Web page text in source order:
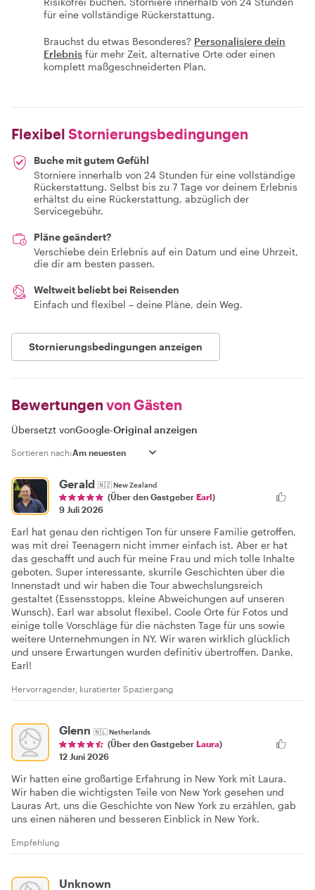
für eine vollständige Rückerstattung.
Brauchst du etwas Besonderes? Personalisiere dein
Erlebnis für mehr Zeit, alternative Orte oder einen
komplett maßgeschneiderten Plan.
Flexibel Stornierungsbedingungen
Buche mit gutem Gefühl
Storniere innerhalb von 24 Stunden für eine vollständige
Rückerstattung. Selbst bis zu 7 Tage vor deinem Erlebnis
erhältst du eine Rückerstattung, abzüglich der
Servicegebühr.
Pläne geändert?
Verschiebe dein Erlebnis auf ein Datum und eine Uhrzeit,
die dir am besten passen.
Weltweit beliebt bei Reisenden
Einfach und flexibel – deine Pläne, dein Weg.
Stornierungsbedingungen anzeigen
Bewertungen von Gästen
Übersetzt vonGoogle-Original anzeigen
Sortieren nach:
Gerald 🇳🇿New Zealand
(Über den Gastgeber Earl)
9 Juli 2026
Earl hat genau den richtigen Ton für unsere Familie getroffen,
was mit drei Teenagern nicht immer einfach ist. Aber er hat
das geschafft und auch für meine Frau und mich tolle Inhalte
geboten. Super interessante, skurrile Geschichten über die
Innenstadt und wir haben die Tour abwechslungsreich
gestaltet (Essensstopps, kleine Abweichungen auf unseren
Wunsch). Earl war absolut flexibel. Coole Orte für Fotos und
einige tolle Vorschläge für die nächsten Tage für uns sowie
weitere Unternehmungen in NY. Wir waren wirklich glücklich
und unsere Erwartungen wurden definitiv übertroffen. Danke,
Earl!
Hervorragender, kuratierter Spaziergang
Glenn 🇳🇱Netherlands
(Über den Gastgeber Laura)
12 Juni 2026
Wir hatten eine großartige Erfahrung in New York mit Laura.
Wir haben die wichtigsten Teile von New York gesehen und
Lauras Art, uns die Geschichte von New York zu erzählen, gab
uns einen näheren und besseren Einblick in New York.
Empfehlung
Unknown